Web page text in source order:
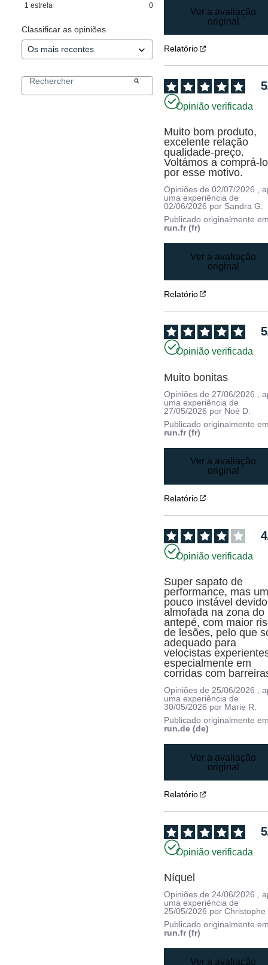
1 estrela 0
Classificar as opiniões
Ver a avaliação
original
Relatório
5
Opinião verificada
Muito bom produto,
excelente relação
qualidade-preço.
Voltámos a comprá-lo
por esse motivo.
Opiniões de02/07/2026 ,
uma experiência de
02/06/2026 por Sandra G.
Publicado originalmente
run.fr (fr)
Ver a avaliação
original
Relatório
5
Opinião verificada
Muito bonitas
Opiniões de 27/06/2026
,
uma experiência de
27/05/2026 por Noé D.
Publicado originalmente
run.fr (fr)
Ver a avaliação
original
Relatório
4
Opinião verificada
Super sapato de
performance, mas
pouco instável
almofada na zona do
antepé, com maior
de lesões, pelo que
adequado para
velocistas
especialmente em
corridas com
Opiniões de 25/06/2026
,
uma experiência de
30/05/2026 por Marie R.
Publicado originalmente
run.de (de)
Ver a avaliação
original
Relatório
5
Opinião verificada
Níquel
Opiniões de24/06/2026 ,
uma experiência de
25/05/2026 porChristophe
Publicado originalmente
run.fr (fr)
Ver a avaliação